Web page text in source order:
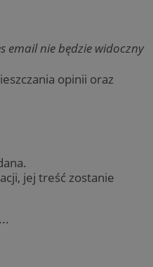
email nie będzie widoczny
opinii oraz
jej treść zostanie